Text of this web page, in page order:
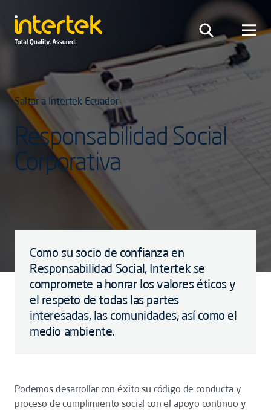
Saltar a Intertek Ecuador
Responsabilidad Social
Corporativa
Como su socio de confianza en
Responsabilidad Social, Intertek se
compromete a honrar los valores éticos y
el respeto de todas las partes
interesadas, las comunidades, así como el
medio ambiente.
Podemos desarrollar con éxito su código de conducta y
proceso de cumplimiento social con el apoyo continuo y